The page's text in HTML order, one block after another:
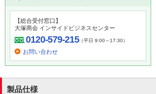
【総合受付窓口】
大塚商会 インサイドビジネスセンター
0120-579-215（平日 9:00～17:30）
お問い合わせ
製品仕様